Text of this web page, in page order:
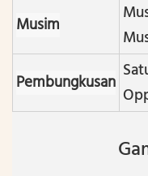
Musim
Pembungkusan